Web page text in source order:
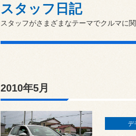
スタッフ日記
スタッフがさまざまなテーマでクルマに
2010年5月
デ